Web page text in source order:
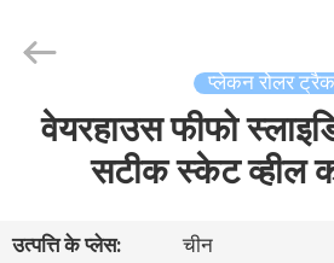
Reserved.
प्लेकन रोलर ट्रैक
वेयरहाउस फीफो
सटीक स्केट व्हील
उत्पत्ति के प्लेस:
चीन